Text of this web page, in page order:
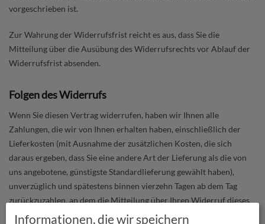
vorgeschrieben ist.
Zur Wahrung der Widerrufsfrist reicht es aus, dass Sie die
Mitteilung über die Ausübung des Widerrufsrechts vor Ablauf der
Widerrufsfrist absenden.
Folgen des Widerrufs
Wenn Sie diesen Vertrag widerrufen, haben wir Ihnen alle
Zahlungen, die wir von Ihnen erhalten haben, einschließlich der
Lieferkosten (mit Ausnahme der zusätzlichen Kosten, die sich
daraus ergeben, dass Sie eine andere Art der Lieferung als die von
uns angebotene, günstigste Standardlieferung gewählt haben),
unverzüglich und spätestens binnen vierzehn Tagen ab dem Tag
zurückzuzahlen, an dem die Mitteilung über Ihren Widerruf dieses
Vertrags bei uns eingegangen ist. Für diese Rückzahlung verwenden
Informationen, die wir speichern